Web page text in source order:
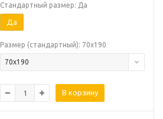
Стандартный размер: Да
Да
Размер (стандартный): 70х190
70х190
В корзину